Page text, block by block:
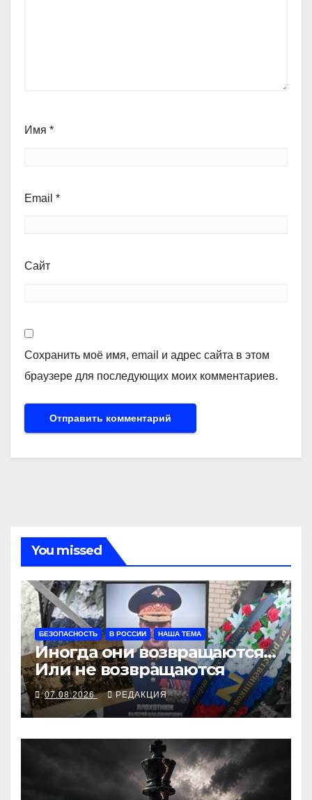
Имя *
Email *
Сайт
Сохранить моё имя, email и адрес сайта в этом
браузере для последующих моих комментариев.
You missed
БЕЗОПАСНОСТЬ В РОССИИ НАША ТЕМА
Иногда они возвращаются…
Или не возвращаются
07.08.2026 РЕДАКЦИЯ